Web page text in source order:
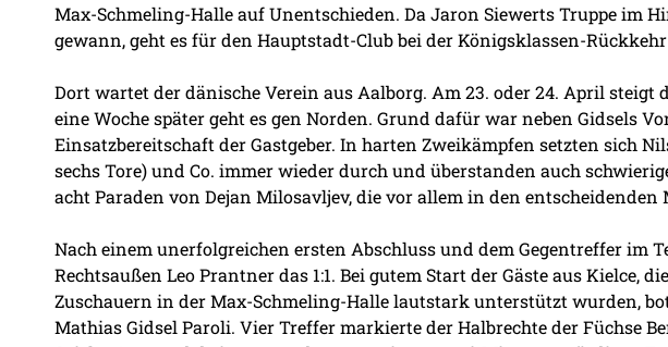
Max-Schmeling-Halle auf Unentschieden. Da Jaron Siewerts Truppe im
gewann, geht es für den Hauptstadt-Club bei der Königsklassen-
Dort wartet der dänische Verein aus Aalborg. Am 23. oder 24. April steigt
eine Woche später geht es gen Norden. Grund dafür war neben Gidsels
Einsatzbereitschaft der Gastgeber. In harten Zweikämpfen setzten sich
sechs Tore) und Co. immer wieder durch und überstanden auch
acht Paraden von Dejan Milosavljev, die vor allem in den entscheidenden
Nach einem unerfolgreichen ersten Abschluss und dem Gegentreffer im
Rechtsaußen Leo Prantner das 1:1. Bei gutem Start der Gäste aus Kielce,
Zuschauern in der Max-Schmeling-Halle lautstark unterstützt wurden,
Mathias Gidsel Paroli. Vier Treffer markierte der Halbrechte der Füchse